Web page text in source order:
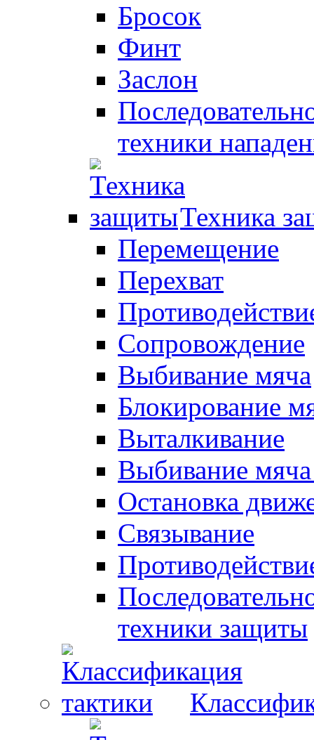
Бросок
Финт
Заслон
техники
Техника
Перемещение
Перехват
Сопровождение
Выбивание мяча
Блокирование
Выталкивание
Выбивание
Остановка
Связывание
техники защиты